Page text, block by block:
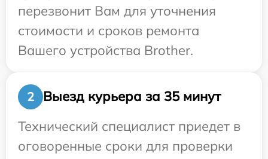
перезвонит Вам для уточнения
стоимости и сроков ремонта
Вашего устройства Brother.
2
Выезд курьера за 35 минут
Технический специалист приедет в
оговоренные сроки для проверки